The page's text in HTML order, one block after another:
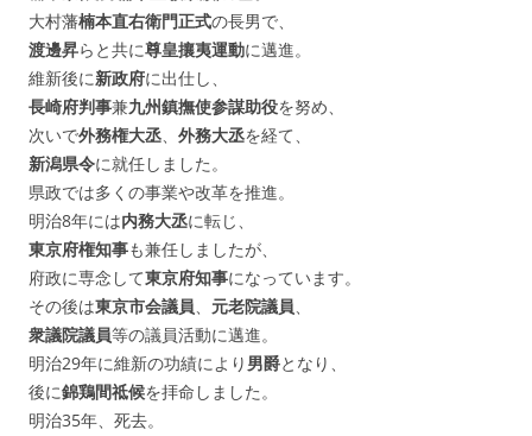
大村藩楠本直右衛門正式の長男で、
渡邊昇らと共に尊皇攘夷運動に邁進。
維新後に新政府に出仕し、
長崎府判事兼九州鎮撫使参謀助役を努め、
次いで外務権大丞、 外務大丞を経て、
新潟県令に就任しました。
県政では多くの事業や改革を推進。
明治8年には内務大丞に転じ、
東京府権知事も兼任しましたが、
府政に専念して東京府知事になっています。
その後は東京市会議員、 元老院議員、
衆議院議員等の議員活動に邁進。
明治29年に維新の功績により 男爵となり、
後に錦鶏間祗候を拝命しました。
明治35年、死去。